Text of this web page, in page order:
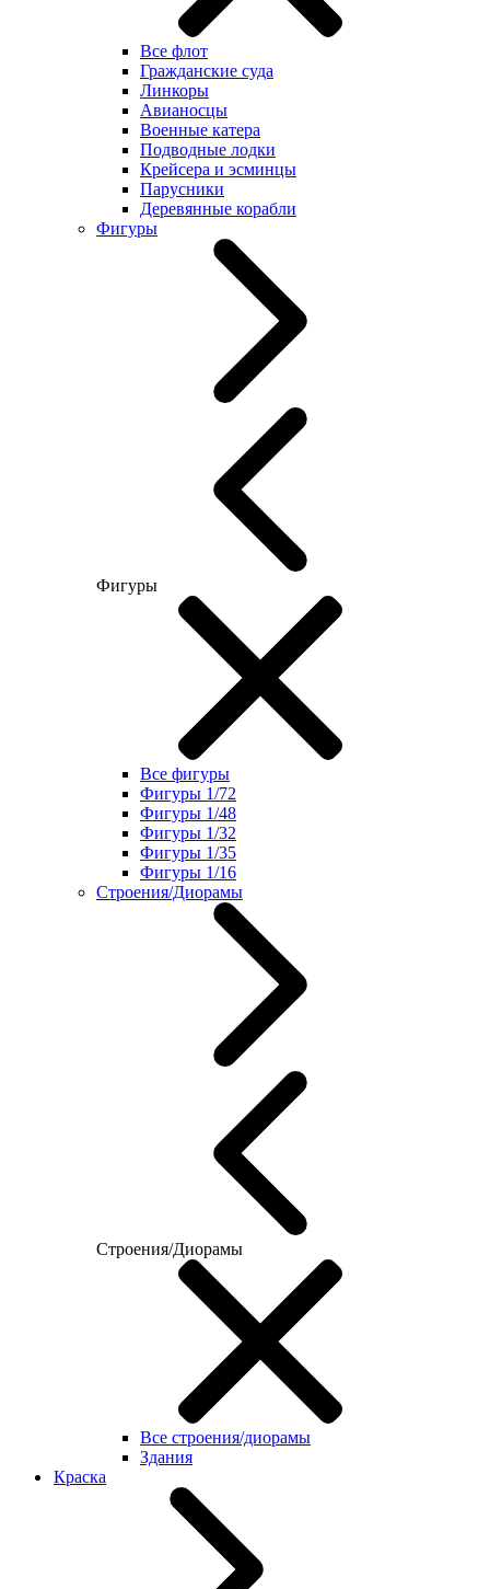
Все флот
Гражданские суда
Линкоры
Авианосцы
Военные катера
Подводные лодки
Крейсера и эсминцы
Парусники
Деревянные корабли
Фигуры
Фигуры
Все фигуры
Фигуры 1/72
Фигуры 1/48
Фигуры 1/32
Фигуры 1/35
Фигуры 1/16
Строения/Диорамы
Строения/Диорамы
Все строения/диорамы
Здания
Краска